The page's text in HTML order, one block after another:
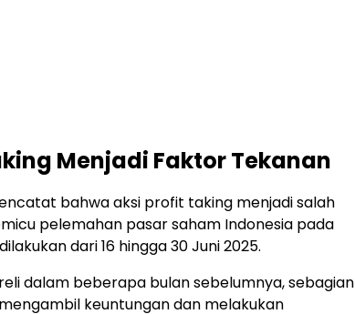
Menjadi Faktor Tekanan
bahwa aksi profit taking menjadi salah
pelemahan pasar saham Indonesia pada
dari 16 hingga 30 Juni 2025.
dalam beberapa bulan sebelumnya, sebagian
keuntungan dan melakukan